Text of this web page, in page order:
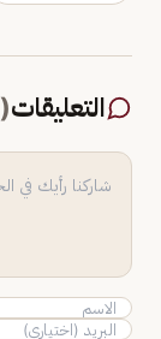
التعليقات(